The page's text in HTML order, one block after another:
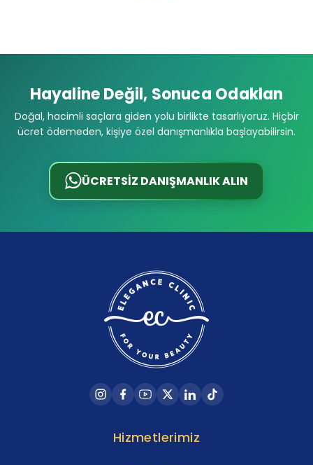
Hayaline Değil, Sonuca Odaklan
Doğal, hacimli saçlara giden yolu birlikte tasarlıyoruz. Hiçbir
ücret ödemeden, kişiye özel danışmanlıkla başlayabilirsin.
ÜCRETSİZ DANIŞMANLIK ALIN
Hizmetlerimiz